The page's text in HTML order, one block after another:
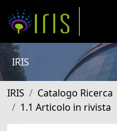
IRIS
IRIS Catalogo Ricerca
1.1 Articolo in rivista